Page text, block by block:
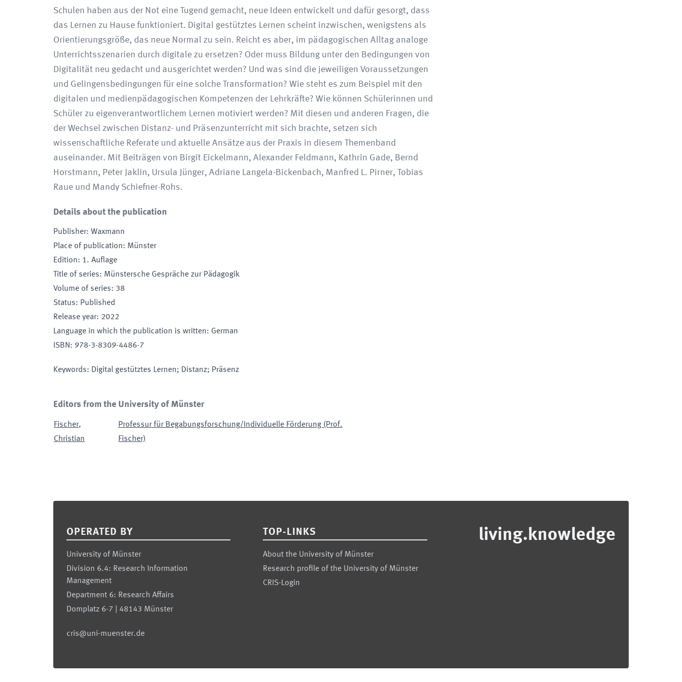
Schulen haben aus der Not eine Tugend gemacht, neue Ideen entwickelt und dafür gesorgt, dass
das Lernen zu Hause funktioniert. Digital gestütztes Lernen scheint inzwischen, wenigstens als
Orientierungsgröße, das neue Normal zu sein. Reicht es aber, im pädagogischen Alltag analoge
Unterrichtsszenarien durch digitale zu ersetzen? Oder muss Bildung unter den Bedingungen von
Digitalität neu gedacht und ausgerichtet werden? Und was sind die jeweiligen Voraussetzungen
und Gelingensbedingungen für eine solche Transformation? Wie steht es zum Beispiel mit den
digitalen und medienpädagogischen Kompetenzen der Lehrkräfte? Wie können Schülerinnen und
Schüler zu eigenverantwortlichem Lernen motiviert werden? Mit diesen und anderen Fragen, die
der Wechsel zwischen Distanz- und Präsenzunterricht mit sich brachte, setzen sich
wissenschaftliche Referate und aktuelle Ansätze aus der Praxis in diesem Themenband
auseinander. Mit Beiträgen von Birgit Eickelmann, Alexander Feldmann, Kathrin Gade, Bernd
Horstmann, Peter Jaklin, Ursula Jünger, Adriane Langela-Bickenbach, Manfred L. Pirner, Tobias
Raue und Mandy Schiefner-Rohs.
Details about the publication
Publisher: Waxmann
Place of publication: Münster
Edition: 1. Auflage
Title of series: Münstersche Gespräche zur Pädagogik
Volume of series: 38
Status: Published
Release year: 2022
Language in which the publication is written: German
ISBN: 978-3-8309-4486-7
Keywords: Digital gestütztes Lernen; Distanz; Präsenz
Editors from the University of Münster
Fischer,
Christian
Professur für Begabungsforschung/Individuelle Förderung (Prof.
Fischer)
OPERATED BY
University of Münster
Division 6.4: Research Information
Management
Department 6: Research Affairs
Domplatz 6-7 | 48143 Münster
cris@uni-muenster.de
TOP-LINKS
About the University of Münster
Research profile of the University of Münster
CRIS-Login
living.knowledge